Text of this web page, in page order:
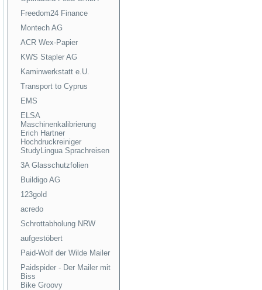
Freedom24 Finance
Montech AG
ACR Wex-Papier
KWS Stapler AG
Kaminwerkstatt e.U.
Transport to Cyprus
EMS
ELSA
Maschinenkalibrierung
Erich Hartner
Hochdruckreiniger
StudyLingua Sprachreisen
3A Glasschutzfolien
Buildigo AG
123gold
acredo
Schrottabholung NRW
aufgestöbert
Paid-Wolf der Wilde Mailer
Paidspider - Der Mailer mit
Biss
Bike Groovy